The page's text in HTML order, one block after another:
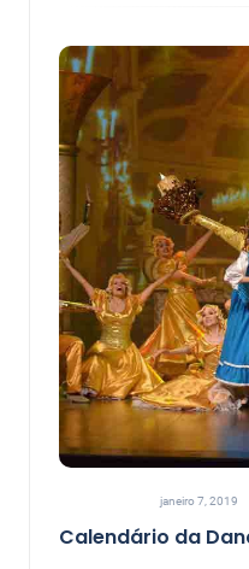
janeiro 7, 2019
Calendário da